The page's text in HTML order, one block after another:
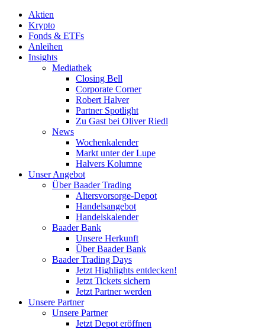
Aktien
Krypto
Fonds & ETFs
Anleihen
Insights
Mediathek
Closing Bell
Corporate Corner
Robert Halver
Partner Spotlight
Zu Gast bei Oliver Riedl
News
Wochenkalender
Markt unter der Lupe
Halvers Kolumne
Unser Angebot
Über Baader Trading
Altersvorsorge-Depot
Handelsangebot
Handelskalender
Baader Bank
Unsere Herkunft
Über Baader Bank
Baader Trading Days
Jetzt Highlights entdecken!
Jetzt Tickets sichern
Jetzt Partner werden
Unsere Partner
Unsere Partner
Jetzt Depot eröffnen